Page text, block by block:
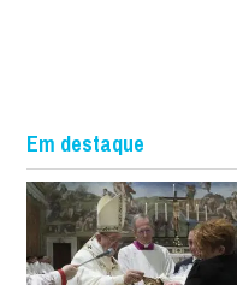
Em destaque